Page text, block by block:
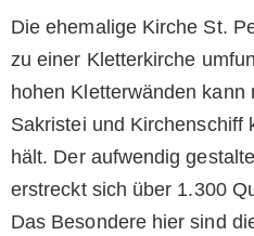
Die ehemalige Kirche St.
zu einer Kletterkirche
hohen Kletterwänden kann
Sakristei und Kirchenschiff
hält. Der aufwendig
erstreckt sich über 1.300
Das Besondere hier sind